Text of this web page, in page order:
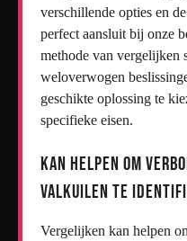
verschillende opties en
perfect aansluit bij onze
methode van vergelijken
weloverwogen
geschikte oplossing te
specifieke eisen.
Kan helpen om
valkuilen te
Vergelijken kan helpen